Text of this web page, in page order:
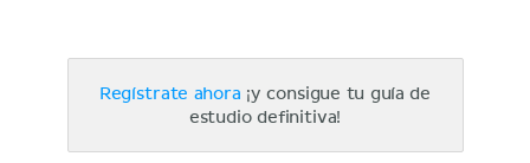
Regístrate ahora ¡y consigue tu guía de
estudio definitiva!